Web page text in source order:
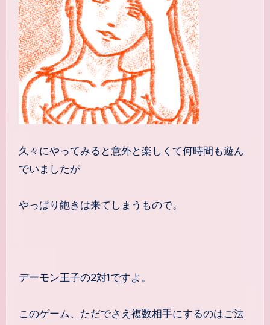
久々にやってみると意外と楽しくて何時間も遊ん
でいましたが
やっぱり飽きは来てしまうもので。
デーモン王子の2対1ですよ。
このゲーム、ただでさえ複数相手にするのはご法